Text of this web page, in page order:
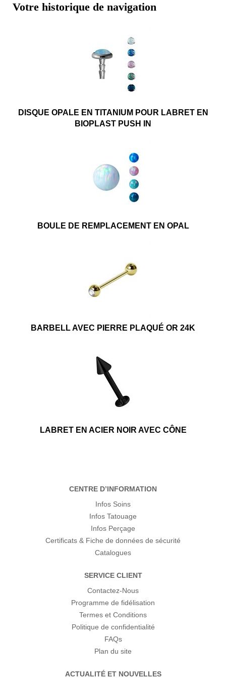
Votre historique de navigation
DISQUE OPALE EN TITANIUM POUR LABRET EN
BIOPLAST PUSH IN
BOULE DE REMPLACEMENT EN OPAL
BARBELL AVEC PIERRE PLAQUÉ OR 24K
LABRET EN ACIER NOIR AVEC CÔNE
CENTRE D’INFORMATION
Infos Soins
Infos Tatouage
Infos Perçage
Certificats & Fiche de données de sécurité
Catalogues
SERVICE CLIENT
Contactez-Nous
Programme de fidélisation
Termes et Conditions
Politique de confidentialité
FAQs
Plan du site
ACTUALITÉ ET NOUVELLES